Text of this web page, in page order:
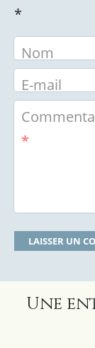
*
Nom
E-mail
*
Une